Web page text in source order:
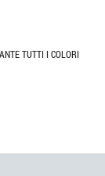
TUTTI I COLORI